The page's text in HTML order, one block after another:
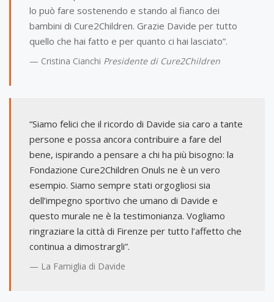
lo può fare sostenendo e stando al fianco dei
bambini di Cure2Children. Grazie Davide per tutto
quello che hai fatto e per quanto ci hai lasciato”.
Cristina Cianchi Presidente di Cure2Children
“Siamo felici che il ricordo di Davide sia caro a tante
persone e possa ancora contribuire a fare del
bene, ispirando a pensare a chi ha più bisogno: la
Fondazione Cure2Children Onuls ne è un vero
esempio. Siamo sempre stati orgogliosi sia
dell’impegno sportivo che umano di Davide e
questo murale ne è la testimonianza. Vogliamo
ringraziare la città di Firenze per tutto l’affetto che
continua a dimostrargli”.
La Famiglia di Davide